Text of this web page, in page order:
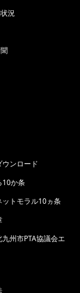
況
ンロード
10か条
トモラル10ヵ条
州市PTA協議会エ